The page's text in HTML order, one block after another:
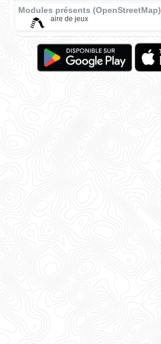
Modules présents (OpenStreetMap)
aire de jeux